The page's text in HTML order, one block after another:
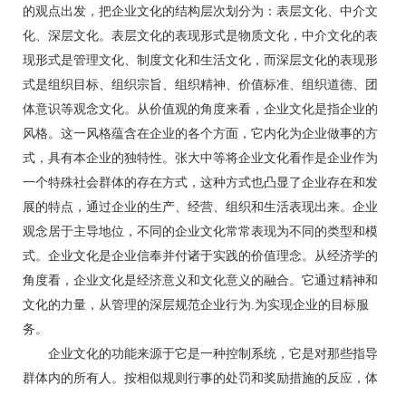
的观点出发，把企业文化的结构层次划分为：表层文化、中介文
化、深层文化。表层文化的表现形式是物质文化，中介文化的表
现形式是管理文化、制度文化和生活文化，而深层文化的表现形
式是组织目标、组织宗旨、组织精神、价值标准、组织道德、团
体意识等观念文化。从价值观的角度来看，企业文化是指企业的
风格。这一风格蕴含在企业的各个方面，它内化为企业做事的方
式，具有本企业的独特性。张大中等将企业文化看作是企业作为
一个特殊社会群体的存在方式，这种方式也凸显了企业存在和发
展的特点，通过企业的生产、经营、组织和生活表现出来。企业
观念居于主导地位，不同的企业文化常常表现为不同的类型和模
式。企业文化是企业信奉并付诸于实践的价值理念。从经济学的
角度看，企业文化是经济意义和文化意义的融合。它通过精神和
文化的力量，从管理的深层规范企业行为.为实现企业的目标服
务。
企业文化的功能来源于它是一种控制系统，它是对那些指导
群体内的所有人。按相似规则行事的处罚和奖励措施的反应，体